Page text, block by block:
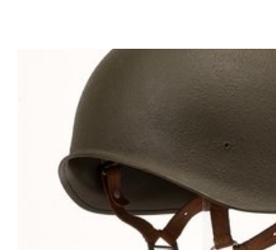
grammofoonplaat (73)
boek (25)